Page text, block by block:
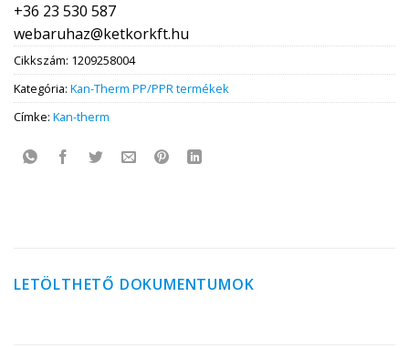
+36 23 530 587
webaruhaz@ketkorkft.hu
Cikkszám: 1209258004
Kategória: Kan-Therm PP/PPR termékek
Címke: Kan-therm
LETÖLTHETŐ DOKUMENTUMOK